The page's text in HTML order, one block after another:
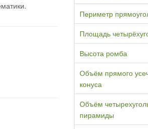
Периметр
Площадь
Высота ромба
Объём прямого
конуса
Объём
пирамиды